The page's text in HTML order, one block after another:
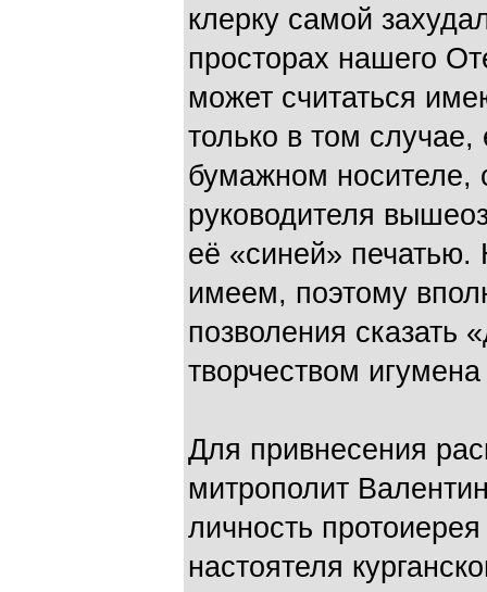
клерку самой
просторах нашего
может считаться
только в том
бумажном носителе,
руководителя
её «синей» печатью.
имеем, поэтому
позволения сказать
творчеством
Для привнесения
митрополит
личность
настоятеля